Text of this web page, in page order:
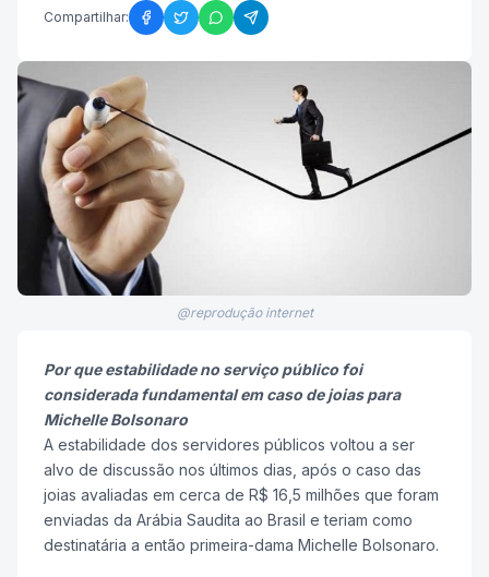
Compartilhar:
@reprodução internet
Por que estabilidade no serviço público foi
considerada fundamental em caso de joias para
Michelle Bolsonaro
A estabilidade dos servidores públicos voltou a ser
alvo de discussão nos últimos dias, após o caso das
joias avaliadas em cerca de R$ 16,5 milhões que foram
enviadas da Arábia Saudita ao Brasil e teriam como
destinatária a então primeira-dama Michelle Bolsonaro.